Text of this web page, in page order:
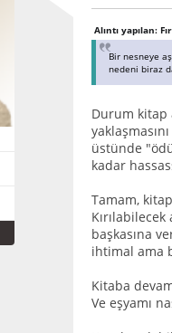
Alıntı yapılan:
Bir nesneye
nedeni biraz
Durum kitap
üstünde
kadar
Tamam,
başkasına
ihtimal ama
Kitaba
Ve eşyamı